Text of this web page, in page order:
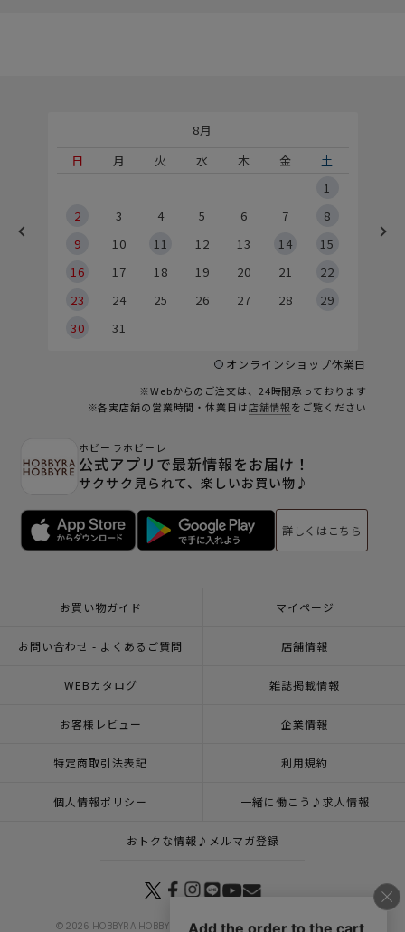
8月
日
月 火 水 木 金
土
1
2
3 4 5 6 7
8
9
10 11 12 13 14
15
16
17 18 19 20 21
22
23
24 25 26 27 28
29
30
31
オンラインショップ休業日
※Webからのご注文は、24時間承っております
※各実店舗の営業時間・休業日は店舗情報をご覧ください
ホビーラホビーレ
公式アプリで最新情報をお届け！
サクサク見られて、楽しいお買い物♪
詳しくはこちら
お買い物ガイド マイページ
お問い合わせ - よくあるご質問 店舗情報
WEBカタログ 雑誌掲載情報
お客様レビュー 企業情報
特定商取引法表記 利用規約
個人情報ポリシー 一緒に働こう♪求人情報
おトクな情報♪メルマガ登録
© 2026 HOBBYRA HOBBYRE CORPORATION ALL Rights Reserved